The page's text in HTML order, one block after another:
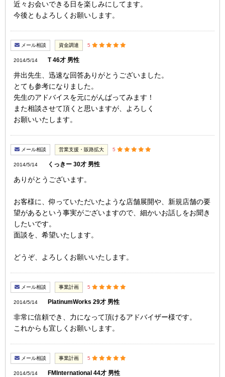
近々お会いできる日を楽しみにしてます。
今後ともよろしくお願いします。
メール相談 資金調達 5
2014/5/14 T 46才 男性
井出先生、迅速な回答ありがとうございました。
とても参考になりました。
先生のアドバイスを元にがんばってみます！
また相談させて頂くと思いますが、よろしく
お願いいたします。
メール相談 営業支援・販路拡大 5
2014/5/14 くっきー 30才 男性
ありがとうございます。
お客様に、仰っていただいたような店舗展開や、新規店舗の要
望があるという事実がございますので、細かいお話しをお聞き
したいです。
面談を、希望いたします。
どうぞ、よろしくお願いいたします。
メール相談 事業計画 5
2014/5/14 PlatinumWorks 29才 男性
非常に信頼でき、力になって頂けるアドバイザー様です。
これからも宜しくお願いします。
メール相談 事業計画 5
2014/5/14 FMInternational 44才 男性